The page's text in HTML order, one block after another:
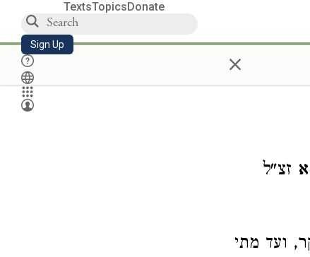
TextsTopicsDonate
Sign Up ×
זצ"ל
ועד מתי